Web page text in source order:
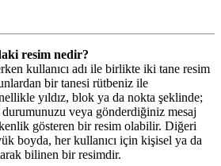
resim nedir?
kullanıcı adı ile birlikte iki tane resim
bir tanesi rütbeniz ile
yıldız, blok ya da nokta şeklinde;
veya gönderdiğiniz mesaj
gösteren bir resim olabilir. Diğeri
boyda, her kullanıcı için kişisel ya da
bilinen bir resimdir.